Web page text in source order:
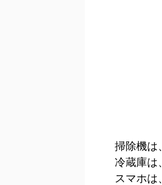
掃除機は
冷蔵庫は
スマホ